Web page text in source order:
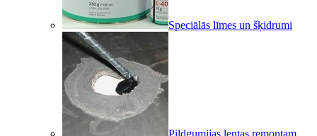
Speciālās līmes un šķidrumi
Pildgumijas lentas remontam